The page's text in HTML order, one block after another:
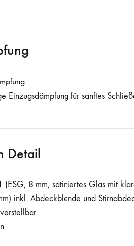
Einzugsdämpfung für sanftes
Detail
(ESG, 8 mm, satiniertes Glas mit
inkl. Abdeckblende und